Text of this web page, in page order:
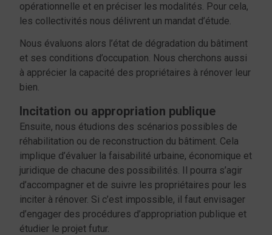
opérationnelle et en préciser les modalités. Pour cela,
les collectivités nous délivrent un mandat d’étude.
Nous évaluons alors l’état de dégradation du bâtiment
et ses conditions d’occupation. Nous cherchons aussi
à apprécier la capacité des propriétaires à rénover leur
bien.
Incitation ou appropriation publique
Ensuite, nous étudions des scénarios possibles de
réhabilitation ou de reconstruction du bâtiment. Cela
implique d’évaluer la faisabilité urbaine, économique et
juridique de chacune des possibilités. Il pourra s’agir
d’accompagner et de suivre les propriétaires pour les
inciter à rénover. Si c’est impossible, il faut envisager
d’engager des procédures d’appropriation publique et
étudier le projet futur.